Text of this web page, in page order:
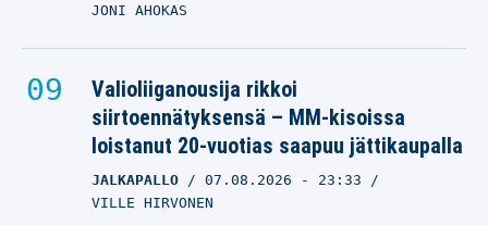
JONI AHOKAS
Valioliiganousija rikkoi
siirtoennätyksensä – MM-kisoissa
loistanut 20-vuotias saapuu jättikaupalla
JALKAPALLO 07.08.2026 - 23:33
VILLE HIRVONEN